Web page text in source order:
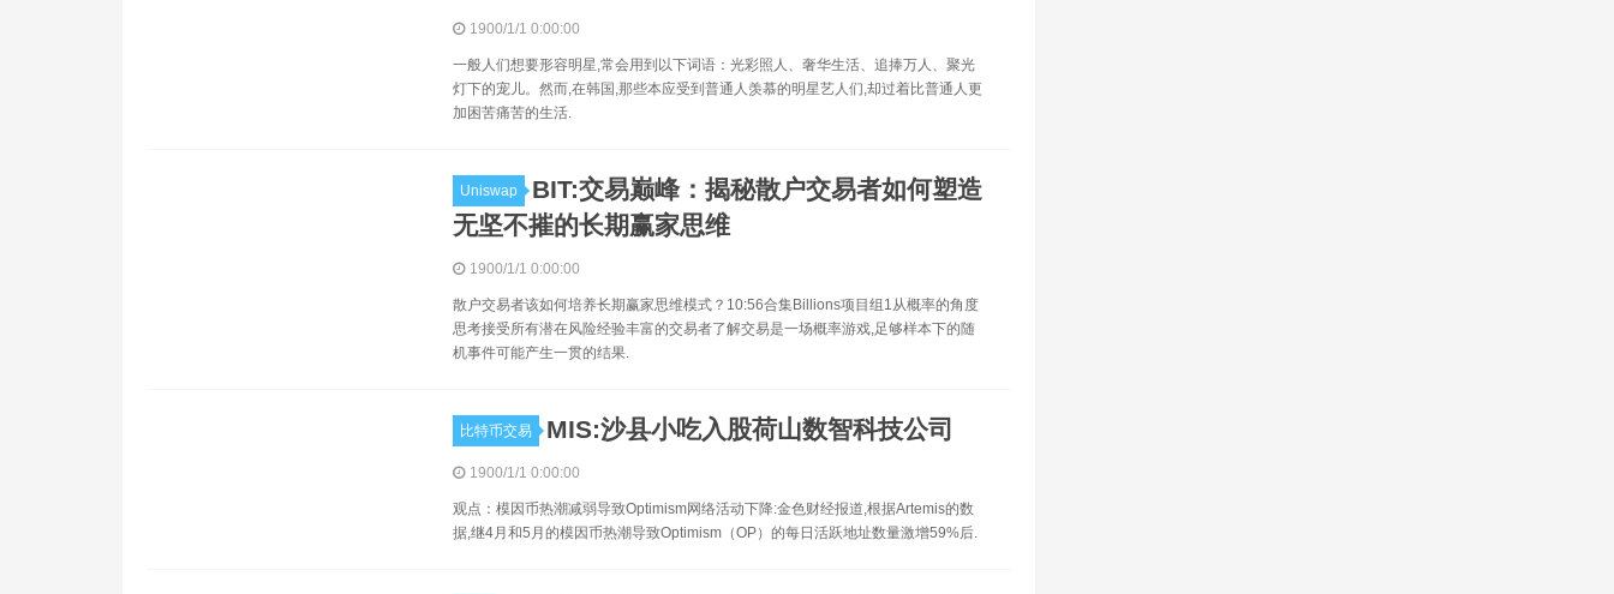
1900/1/1 0:00:00
一般人们想要形容明星,常会用到以下词语：光彩照人、奢华生活、追捧万人、聚光
灯下的宠儿。然而,在韩国,那些本应受到普通人羡慕的明星艺人们,却过着比普通人更
加困苦痛苦的生活.
Uniswap
BIT:交易巅峰：揭秘散户交易者如何塑造
无坚不摧的长期赢家思维
1900/1/1 0:00:00
散户交易者该如何培养长期赢家思维模式？10:56合集Billions项目组1从概率的角度
思考接受所有潜在风险经验丰富的交易者了解交易是一场概率游戏,足够样本下的随
机事件可能产生一贯的结果.
比特币交易 MIS:沙县小吃入股荷山数智科技公司
1900/1/1 0:00:00
观点：模因币热潮减弱导致Optimism网络活动下降:金色财经报道,根据Artemis的数
据,继4月和5月的模因币热潮导致Optimism（OP）的每日活跃地址数量激增59%后.